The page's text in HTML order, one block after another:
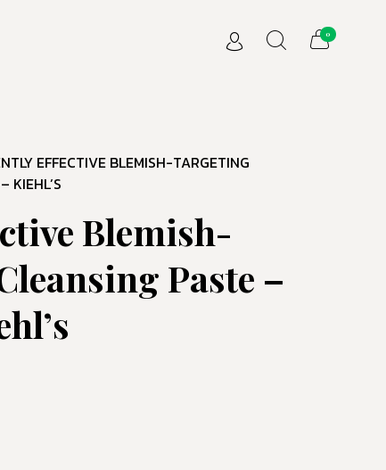
0
EFFECTIVE BLEMISH-TARGETING
KIEHL’S
Blemish-
Paste –